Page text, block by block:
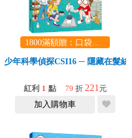
1800滿額贈：口袋玩具一份（隨機出貨） (summer read)
少年科學偵探CSI16 ─ 隱藏在髮絲
紅利 1 點 79 折 221 元
加入購物車